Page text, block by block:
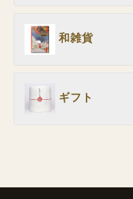
和雑貨
ギフト